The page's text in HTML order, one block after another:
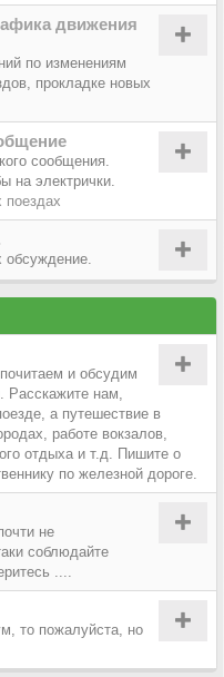
движения
по изменениям
прокладке новых
сообщения.
на электрички.
поездах
обсуждение.
и обсудим
нам,
а путешествие в
работе вокзалов,
отдыха и т.д. Пишите о
по железной дороге.
не
соблюдайте
....
то пожалуйста, но